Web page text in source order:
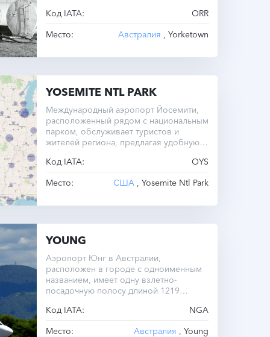
Код IATA:
ORR
Место:
Австралия , Yorketown
YOSEMITE NTL PARK
Международный аэропорт Йосемити,
расположенный рядом с национальным
парком, обслуживает туристов и
жителей региона, предлагая удобную
инфраструктуру и регулярные рейсы
внутри страны.
Код IATA:
OYS
Место:
США , Yosemite Ntl Park
YOUNG
Аэропорт Юнг в Австралии,
расположен в городе с одноименным
названием, имеет одну взлетно-
посадочную полосу длиной 1219
коммерческих рейсов.
Код IATA:
NGA
Место:
Австралия , Young